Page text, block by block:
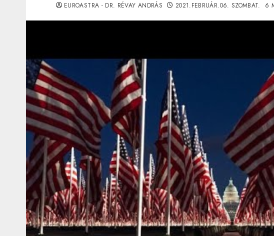
EUROASTRA - DR. RÉVAY ANDRÁS 2021.FEBRUÁR.06. SZOMBAT. 6